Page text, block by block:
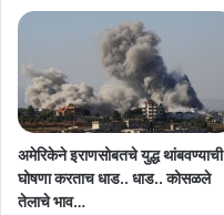
अमेरिकेने इराणसोबतचे युद्ध थांबवण्याची
घोषणा करताच धाड.. धाड.. कोसळले
तेलाचे भाव…